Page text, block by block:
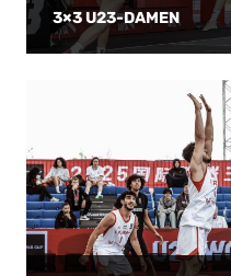
3×3 U23-DAMEN